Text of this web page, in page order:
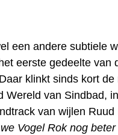
een andere subtiele
eerste gedeelte van
klinkt sinds kort de
Wereld van Sindbad,
van wijlen Ruud
Vogel Rok nog